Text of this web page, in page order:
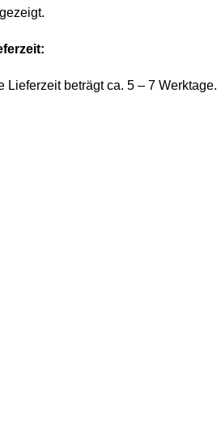
Lieferzeit beträgt ca. 5 – 7 Werktage.